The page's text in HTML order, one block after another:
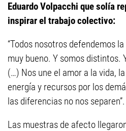
Eduardo Volpacchi que solía
inspirar el trabajo colectivo:
“Todos nosotros defendemos
muy bueno. Y somos distintos.
(…) Nos une el amor a la vida,
energía y recursos por los
las diferencias no nos separen”.
Las muestras de afecto